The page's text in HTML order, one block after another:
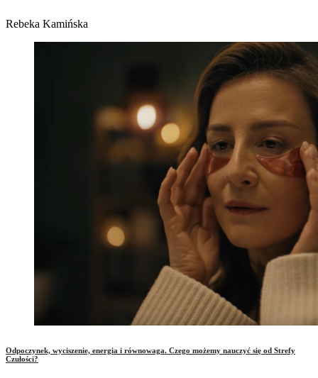
Rebeka Kamińska
Odpoczynek, wyciszenie, energia i równowaga. Czego możemy nauczyć się od Strefy
Czułości?